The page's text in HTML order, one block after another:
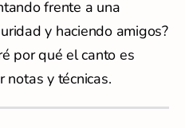
frente a una
y haciendo amigos?
por qué el canto es
notas y técnicas.